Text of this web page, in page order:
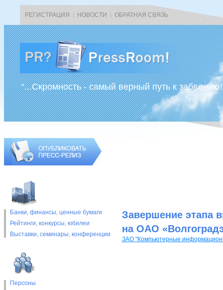
РЕГИСТРАЦИЯ НОВОСТИ ОБРАТНАЯ СВЯЗЬ
“...Скромность - самый верный путь к
Банки, финансы, ценные бумаги
Рейтинги, конкурсы, юбилеи
Выставки, cеминары, конференции
Персоны
Завершение этапа
на ОАО
ЗАО "Компьютерные